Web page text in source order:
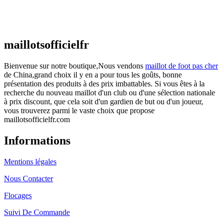
maillotsofficielfr
Bienvenue sur notre boutique,Nous vendons maillot de foot pas cher
de China,grand choix il y en a pour tous les goûts, bonne
présentation des produits à des prix imbattables. Si vous êtes à la
recherche du nouveau maillot d'un club ou d'une sélection nationale
à prix discount, que cela soit d'un gardien de but ou d'un joueur,
vous trouverez parmi le vaste choix que propose
maillotsofficielfr.com
Informations
Mentions légales
Nous Contacter
Flocages
Suivi De Commande